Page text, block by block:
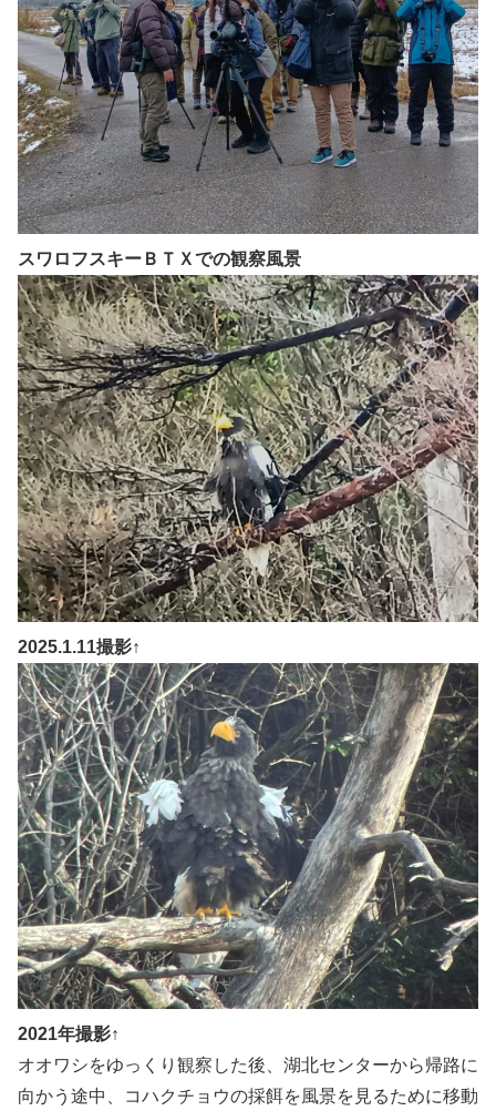
スワロフスキーＢＴＸでの観察風景
2025.1.11撮影↑
2021年撮影↑
オオワシをゆっくり観察した後、湖北センターから帰路に
向かう途中、コハクチョウの採餌を風景を見るために移動